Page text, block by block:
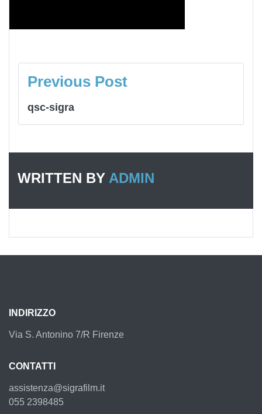
NAVIGAZIONE
ARTICOLI
Previous Post
qsc-sigra
WRITTEN BY ADMIN
INDIRIZZO
Via S. Antonino 7/R Firenze
CONTATTI
assistenza@sigrafilm.it
055 2398485